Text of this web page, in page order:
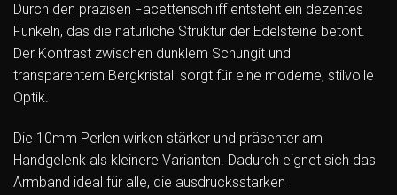
Durch den präzisen Facettenschliff entsteht ein dezentes
Funkeln, das die natürliche Struktur der Edelsteine betont.
Der Kontrast zwischen dunklem Schungit und
transparentem Bergkristall sorgt für eine moderne, stilvolle
Optik.
Die 10mm Perlen wirken stärker und präsenter am
Handgelenk als kleinere Varianten. Dadurch eignet sich das
Armband ideal für alle, die ausdrucksstarken